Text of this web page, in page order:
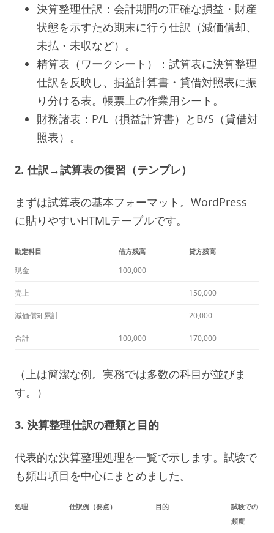
決算整理仕訳：会計期間の正確な損益・財産
状態を示すため期末に行う仕訳（減価償却、
未払・未収など）。
精算表（ワークシート）：試算表に決算整理
仕訳を反映し、損益計算書・貸借対照表に振
り分ける表。帳票上の作業用シート。
財務諸表：P/L（損益計算書）とB/S（貸借対
照表）。
2. 仕訳→試算表の復習（テンプレ）
まずは試算表の基本フォーマット。WordPress
に貼りやすいHTMLテーブルです。
勘定科目 借方残高 貸方残高
現金 100,000
売上 150,000
減価償却累計 20,000
合計 100,000 170,000
（上は簡潔な例。実務では多数の科目が並びま
す。）
3. 決算整理仕訳の種類と目的
代表的な決算整理処理を一覧で示します。試験で
も頻出項目を中心にまとめました。
処理 仕訳例（要点） 目的
試験での
頻度